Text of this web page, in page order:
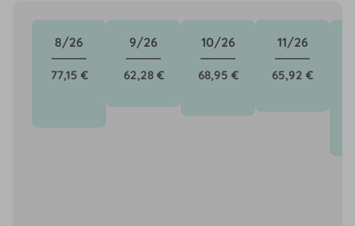
8/26
77,15 €
9/26
62,28 €
10/26
68,95 €
11/26
65,92 €